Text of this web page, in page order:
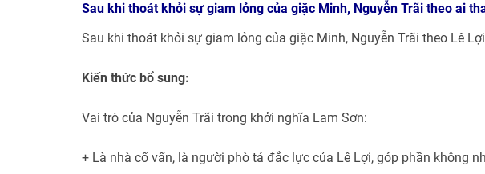
Sau khi thoát khỏi sự giam lỏng của giặc Minh, Nguyễn Trãi theo ai
Sau khi thoát khỏi sự giam lỏng của giặc Minh, Nguyễn Trãi theo Lê
Kiến thức bổ sung:
Vai trò của Nguyễn Trãi trong khởi nghĩa Lam Sơn:
+ Là nhà cố vấn, là người phò tá đắc lực của Lê Lợi, góp phần không